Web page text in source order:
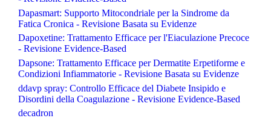
Dapasmart: Supporto Mitocondriale per la Sindrome da
Fatica Cronica - Revisione Basata su Evidenze
Dapoxetine: Trattamento Efficace per l'Eiaculazione Precoce
- Revisione Evidence-Based
Dapsone: Trattamento Efficace per Dermatite Erpetiforme e
Condizioni Infiammatorie - Revisione Basata su Evidenze
ddavp spray: Controllo Efficace del Diabete Insipido e
Disordini della Coagulazione - Revisione Evidence-Based
decadron